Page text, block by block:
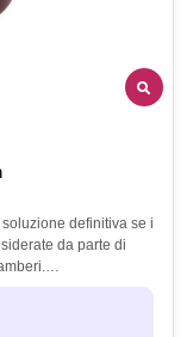
definitiva se i
da parte di